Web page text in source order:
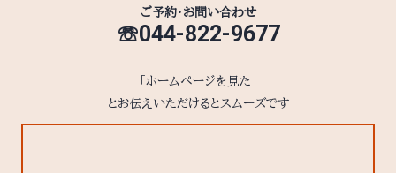
ご予約・お問い合わせ
☏044-822-9677
「ホームページを見た」
とお伝えいただけるとスムーズです